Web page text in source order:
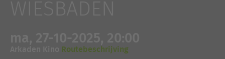
Routebeschrijving